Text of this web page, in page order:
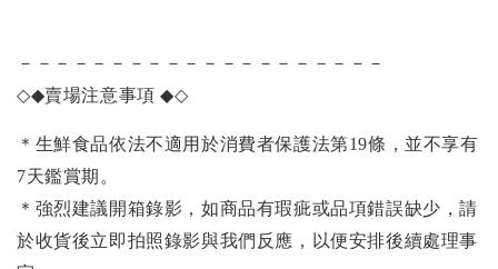
－－－－－－－－－－－－－－－－－－－－
◇◆賣場注意事項◆◇
＊生鮮食品依法不適用於消費者保護法第19條，並不享有
7天鑑賞期。
＊強烈建議開箱錄影，如商品有瑕疵或品項錯誤缺少，請
於收貨後立即拍照錄影與我們反應，以便安排後續處理事